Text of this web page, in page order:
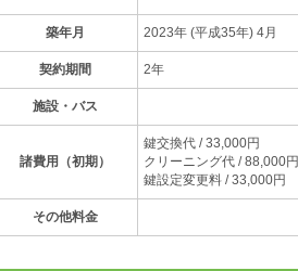
築年月 2023年 (平成35年) 4月
契約期間 2年
施設・バス
諸費用（初期）
鍵交換代 / 33,000円
クリーニング代 / 88,000円
鍵設定変更料 / 33,000円
その他料金